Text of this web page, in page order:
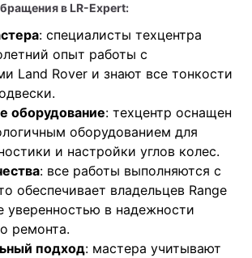
в LR-Expert:
: специалисты техцентра
опыт работы с
Land Rover и знают все тонкости
оборудование: техцентр оснащен
оборудованием для
и настройки углов колес.
: все работы выполняются с
обеспечивает владельцев Range
уверенностью в надежности
ремонта.
подход: мастера учитывают